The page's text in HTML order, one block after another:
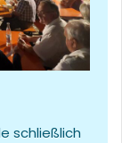
schließlich